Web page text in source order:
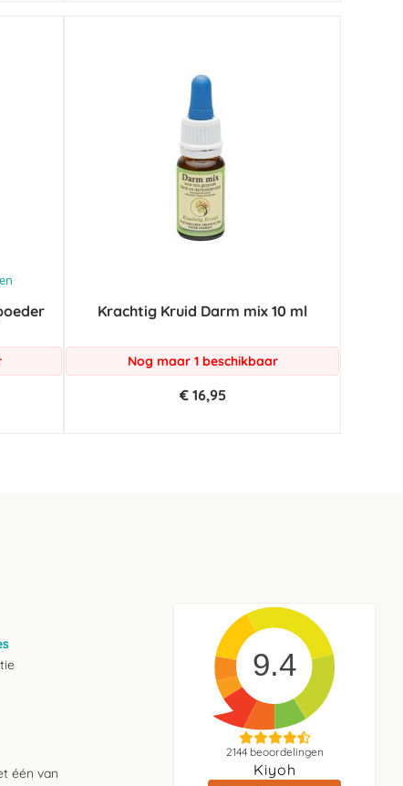
Krachtig Kruid Darm mix 10 ml
Nog maar 1 beschikbaar
€ 16,95
één van
9.4
2144beoordelingen
Kiyoh